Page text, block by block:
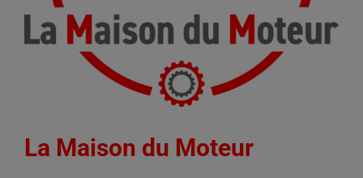
La Maison du Moteur